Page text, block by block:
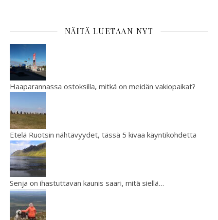
NÄITÄ LUETAAN NYT
Haaparannassa ostoksilla, mitkä on meidän vakiopaikat?
Etelä Ruotsin nähtävyydet, tässä 5 kivaa käyntikohdetta
Senja on ihastuttavan kaunis saari, mitä siellä…